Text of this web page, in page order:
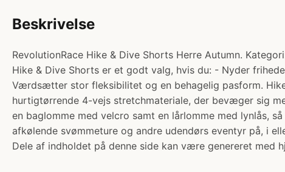
Beskrivelse
RevolutionRace Hike & Dive Shorts Herre Autumn.
Hike & Dive Shorts er et godt valg, hvis du: - Nyder
Værdsætter stor fleksibilitet og en behagelig pasform.
hurtigtørrende 4-vejs stretchmateriale, der bevæger sig
en baglomme med velcro samt en lårlomme med lynlås,
afkølende svømmeture og andre udendørs eventyr på, i
Dele af indholdet på denne side kan være genereret med